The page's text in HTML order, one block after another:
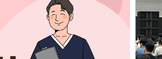
경기지부 추진정책